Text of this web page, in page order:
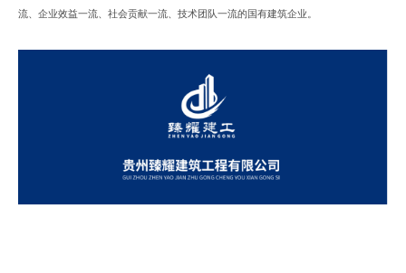
流、企业效益一流、社会贡献一流、技术团队一流的国有建筑企业。